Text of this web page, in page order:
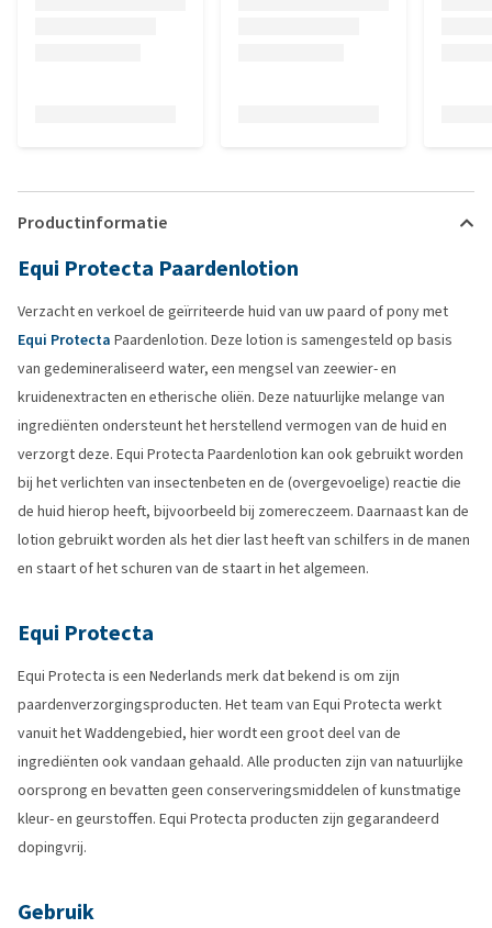
Productinformatie
Equi Protecta Paardenlotion
Verzacht en verkoel de geïrriteerde huid van uw paard of pony met
Equi Protecta Paardenlotion. Deze lotion is samengesteld op basis
van gedemineraliseerd water, een mengsel van zeewier- en
kruidenextracten en etherische oliën. Deze natuurlijke melange van
ingrediënten ondersteunt het herstellend vermogen van de huid en
verzorgt deze. Equi Protecta Paardenlotion kan ook gebruikt worden
bij het verlichten van insectenbeten en de (overgevoelige) reactie die
de huid hierop heeft, bijvoorbeeld bij zomereczeem. Daarnaast kan de
lotion gebruikt worden als het dier last heeft van schilfers in de manen
en staart of het schuren van de staart in het algemeen.
Equi Protecta
Equi Protecta is een Nederlands merk dat bekend is om zijn
paardenverzorgingsproducten. Het team van Equi Protecta werkt
vanuit het Waddengebied, hier wordt een groot deel van de
ingrediënten ook vandaan gehaald. Alle producten zijn van natuurlijke
oorsprong en bevatten geen conserveringsmiddelen of kunstmatige
kleur- en geurstoffen. Equi Protecta producten zijn gegarandeerd
dopingvrij.
Gebruik